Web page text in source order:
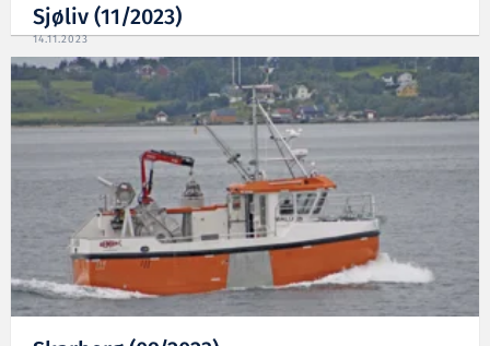
Sjøliv (11/2023)
14.11.2023